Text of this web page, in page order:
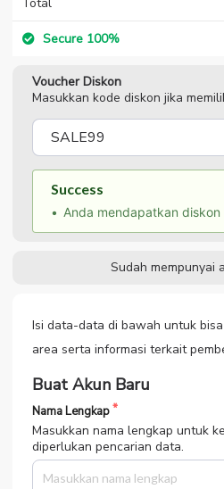
Secure 100%
Voucher Diskon
Masukkan kode diskon jika
Success
Anda mendapatkan
Sudah mempunyai
Isi data-data di bawah untuk
area serta informasi terkait
Buat Akun Baru
Nama Lengkap
Masukkan nama lengkap untuk
diperlukan pencarian data.